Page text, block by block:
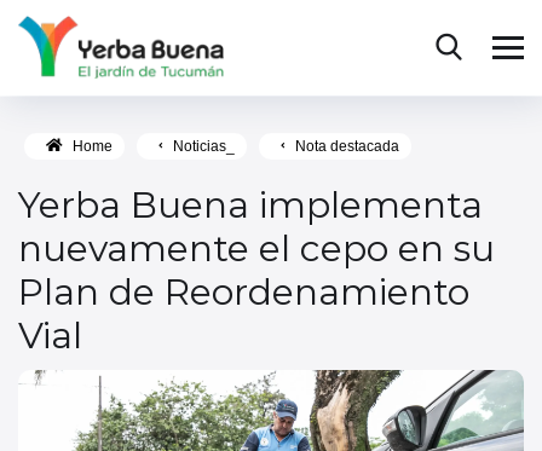
Home Noticias_ Nota destacada
Yerba Buena implementa
nuevamente el cepo en su
Plan de Reordenamiento
Vial